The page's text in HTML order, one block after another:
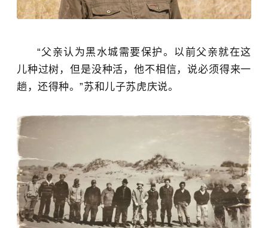
“父亲认为黑水城需要保护。以前父亲就在这
儿种过树，但是没种活，他不相信，说必须得来一
趟，还得种。”苏和儿子苏虎庆说。